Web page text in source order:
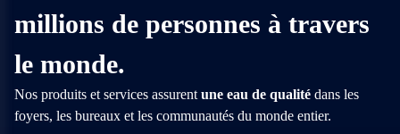
1965
1987
Culligan Italie introduit le premier système d’osmose inverse en deux
étapes dans les hôpitaux pour la dialyse
millions de personnes à travers
le monde.
Nos produits et services assurent une eau de qualité dans les
foyers, les bureaux et les communautés du monde entier.